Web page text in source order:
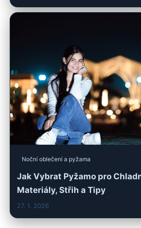
Noční oblečení a pyžama
Jak Vybrat Pyžamo pro
Materiály, Střih a Tipy
27. 1. 2026